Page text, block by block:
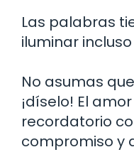
Las palabras
iluminar
No asumas
¡díselo! El
recordatorio
compromiso y